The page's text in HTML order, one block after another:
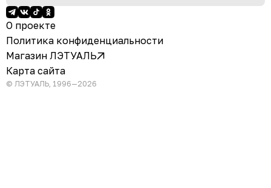
О проекте
Политика конфиденциальности
Магазин ЛЭТУАЛЬ
Карта сайта
© ЛЭТУАЛЬ, 1996—2026